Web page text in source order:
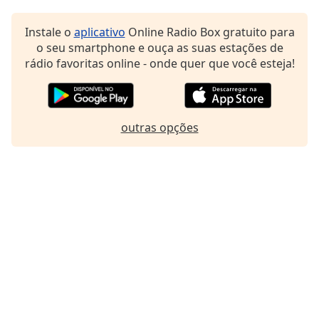
window.
Instale o aplicativo Online Radio Box gratuito para
o seu smartphone e ouça as suas estações de
rádio favoritas online - onde quer que você esteja!
outras opções